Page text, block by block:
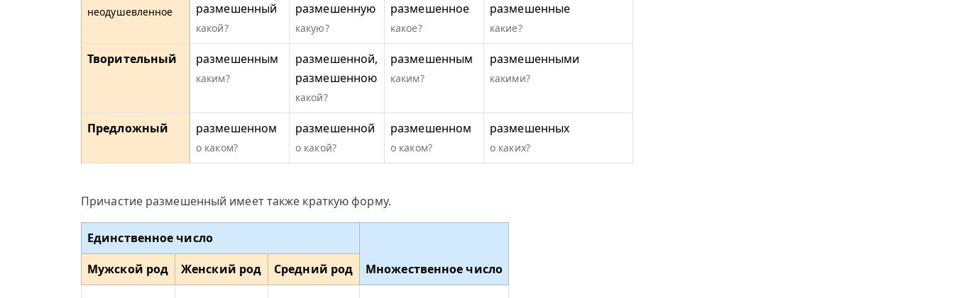
неодушевленное размешенный
какой?
размешенную
какую?
размешенное
какое?
размешенные
какие?
Творительный размешенным
каким?
размешенной,
размешенною
какой?
размешенным
каким?
размешенными
какими?
Предложный размешенном
о каком?
размешенной
о какой?
размешенном
о каком?
размешенных
о каких?
Причастие размешенный имеет также краткую форму.
Единственное число
Множественное число
Мужской род Женский род
Средний род